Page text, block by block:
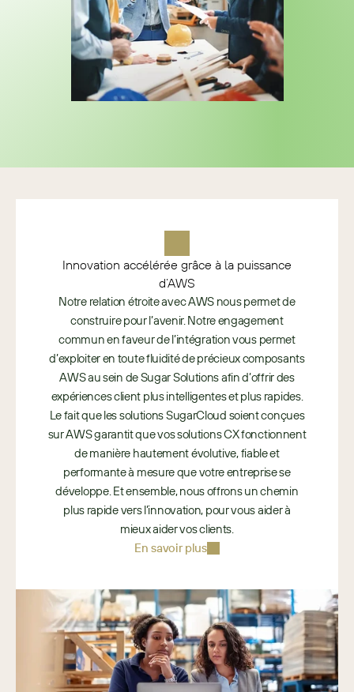
Innovation accélérée grâce à la puissance
d’AWS
Notre relation étroite avec AWS nous permet de
construire pour l’avenir. Notre engagement
commun en faveur de l’intégration vous permet
d’exploiter en toute fluidité de précieux composants
AWS au sein de Sugar Solutions afin d’offrir des
expériences client plus intelligentes et plus rapides.
Le fait que les solutions SugarCloud soient conçues
sur AWS garantit que vos solutions CX fonctionnent
de manière hautement évolutive, fiable et
performante à mesure que votre entreprise se
développe. Et ensemble, nous offrons un chemin
plus rapide vers l’innovation, pour vous aider à
mieux aider vos clients.
En savoir plus